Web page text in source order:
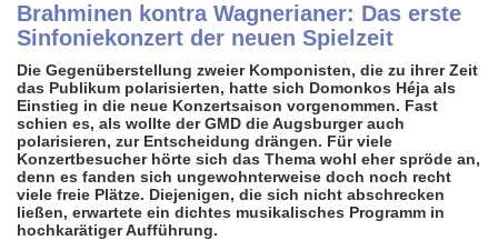
Brahminen kontra Wagnerianer: Das erste
Sinfoniekonzert der neuen Spielzeit
Die Gegenüberstellung zweier Komponisten, die zu ihrer Zeit
das Publikum polarisierten, hatte sich Domonkos Héja als
Einstieg in die neue Konzertsaison vorgenommen. Fast
schien es, als wollte der GMD die Augsburger auch
polarisieren, zur Entscheidung drängen. Für viele
Konzertbesucher hörte sich das Thema wohl eher spröde an,
denn es fanden sich ungewohnterweise doch noch recht
viele freie Plätze. Diejenigen, die sich nicht abschrecken
ließen, erwartete ein dichtes musikalisches Programm in
hochkarätiger Aufführung.